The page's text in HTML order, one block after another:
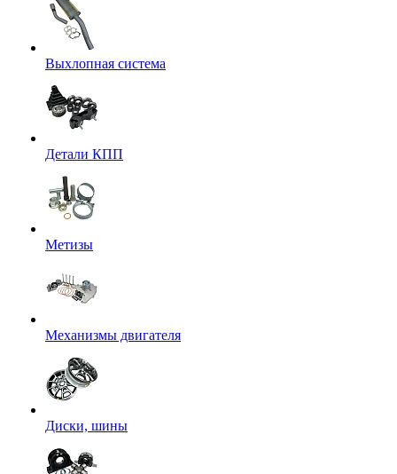
Выхлопная система
Детали КПП
Метизы
Механизмы двигателя
Диски, шины